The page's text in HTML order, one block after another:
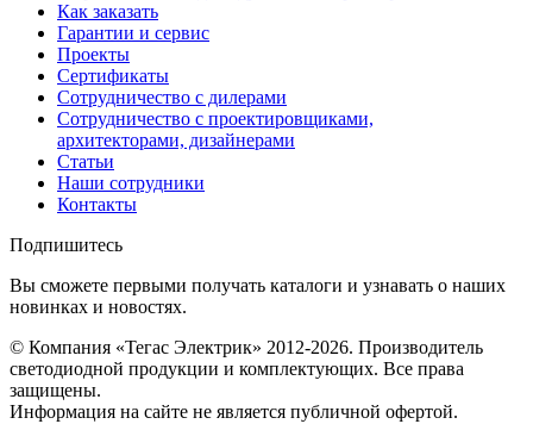
Как заказать
Гарантии и сервис
Проекты
Сертификаты
Сотрудничество с дилерами
Сотрудничество с проектировщиками,
архитекторами, дизайнерами
Статьи
Наши сотрудники
Контакты
Подпишитесь
Вы сможете первыми получать каталоги и узнавать о наших
новинках и новостях.
© Компания «Тегас Электрик» 2012-2026. Производитель
светодиодной продукции и комплектующих. Все права
защищены.
Информация на сайте не является публичной офертой.